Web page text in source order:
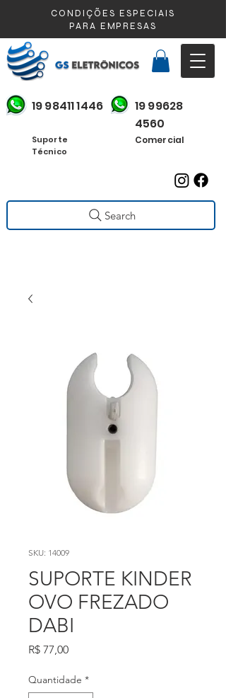
CONDIÇÕES ESPECIAIS
PARA EMPRESAS
19 98411 1446
Suporte
Técnico
19 99628
4560
Comercial
Search
SKU: 14009
SUPORTE KINDER
OVO FREZADO
DABI
R$ 77,00Preço
Quantidade *